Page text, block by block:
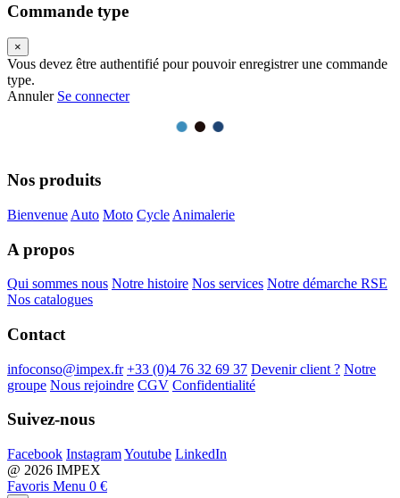
Commande type
×
Vous devez être authentifié pour pouvoir enregistrer une commande
type.
Annuler Se connecter
Nos produits
Bienvenue Auto Moto Cycle Animalerie
A propos
Qui sommes nous Notre histoire Nos services Notre démarche RSE
Nos catalogues
Contact
infoconso@impex.fr +33 (0)4 76 32 69 37 Devenir client ? Notre
groupe Nous rejoindre CGV Confidentialité
Suivez-nous
Facebook InstagramYoutube LinkedIn
@ 2026 IMPEX
Favoris Menu 0 €